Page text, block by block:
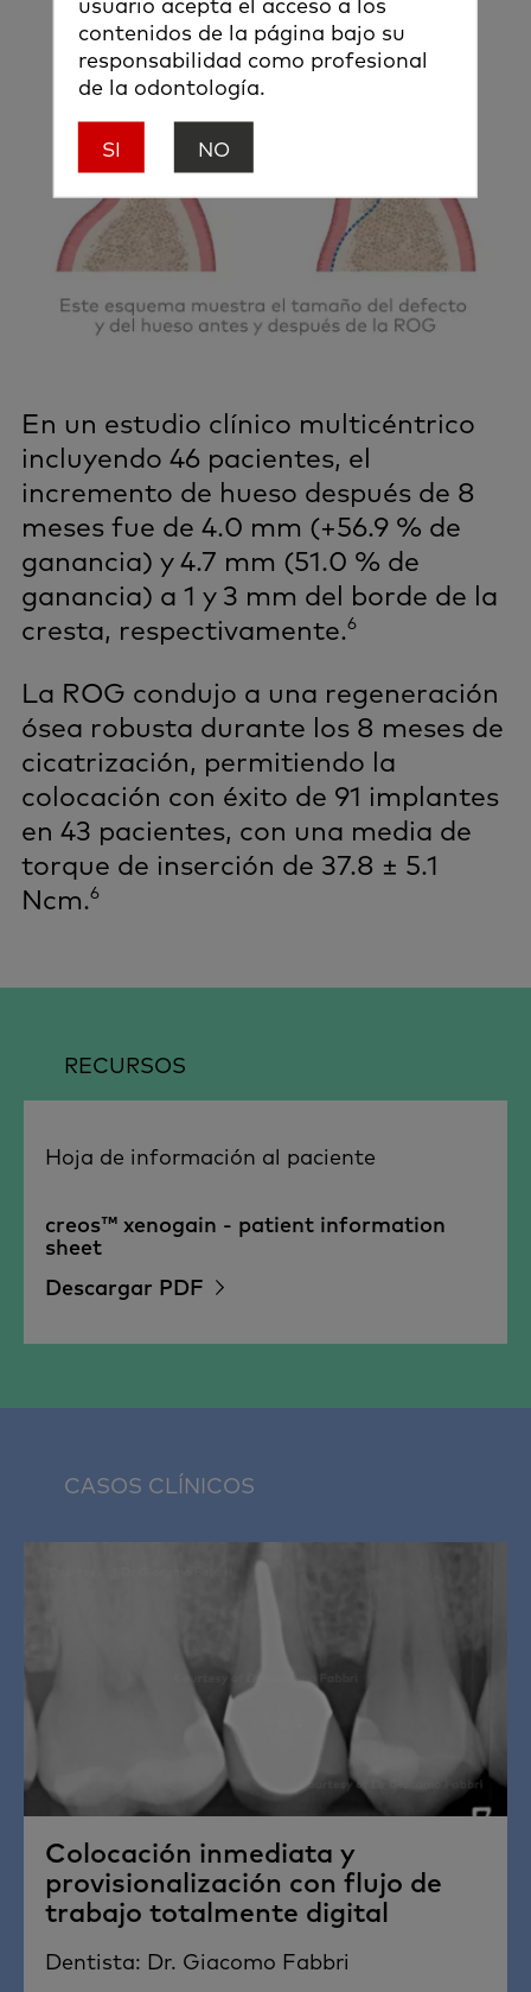
contenidos de la página bajo su
responsabilidad como profesional
de la odontología.
SI NO
En un estudio clínico multicéntrico
incluyendo 46 pacientes, el
incremento de hueso después de 8
meses fue de 4.0 mm (+56.9 % de
ganancia) y 4.7 mm (51.0 % de
ganancia) a 1 y 3 mm del borde de la
cresta, respectivamente.6
La ROG condujo a una regeneración
ósea robusta durante los 8 meses de
cicatrización, permitiendo la
colocación con éxito de 91 implantes
en 43 pacientes, con una media de
torque de inserción de 37.8 ± 5.1
Ncm.6
RECURSOS
Hoja de información al paciente
creos™ xenogain - patient information
sheet
Descargar PDF
CASOS CLÍNICOS
Colocación inmediata y
provisionalización con flujo de
trabajo totalmente digital
Dentista: Dr. Giacomo Fabbri